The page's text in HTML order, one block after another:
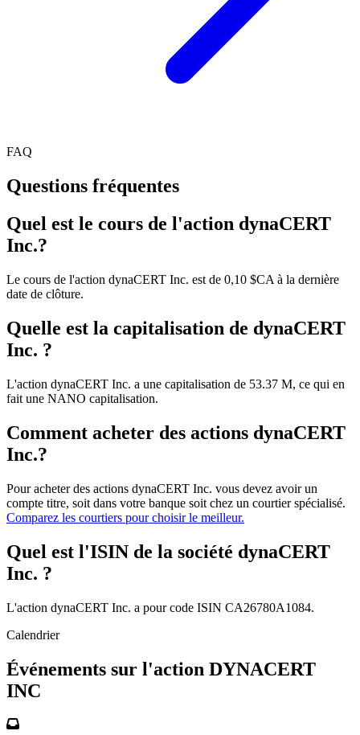
FAQ
Questions fréquentes
Quel est le cours de l'action dynaCERT
Inc.?
Le cours de l'action dynaCERT Inc. est de 0,10 $CA à la dernière
date de clôture.
Quelle est la capitalisation de dynaCERT
Inc. ?
L'action dynaCERT Inc. a une capitalisation de 53.37 M, ce qui en
fait une NANO capitalisation.
Comment acheter des actions dynaCERT
Inc.?
Pour acheter des actions dynaCERT Inc. vous devez avoir un
compte titre, soit dans votre banque soit chez un courtier spécialisé.
Comparez les courtiers pour choisir le meilleur.
Quel est l'ISIN de la société dynaCERT
Inc. ?
L'action dynaCERT Inc. a pour code ISIN CA26780A1084.
Calendrier
Événements sur l'action DYNACERT
INC